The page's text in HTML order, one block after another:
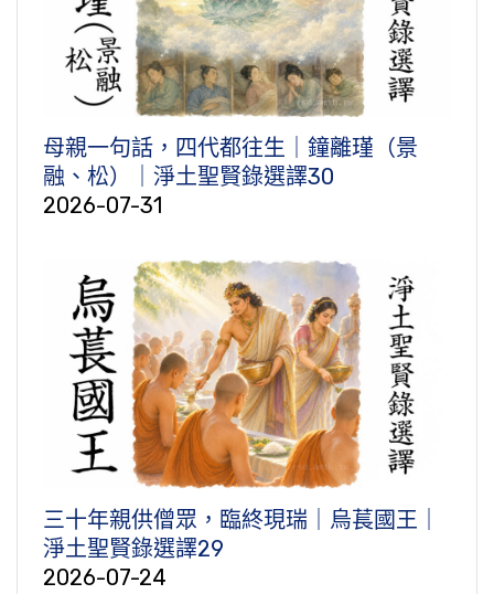
母親一句話，四代都往生｜鐘離瑾（景
融、松）｜淨土聖賢錄選譯30
2026-07-31
三十年親供僧眾，臨終現瑞｜烏萇國王｜
淨土聖賢錄選譯29
2026-07-24